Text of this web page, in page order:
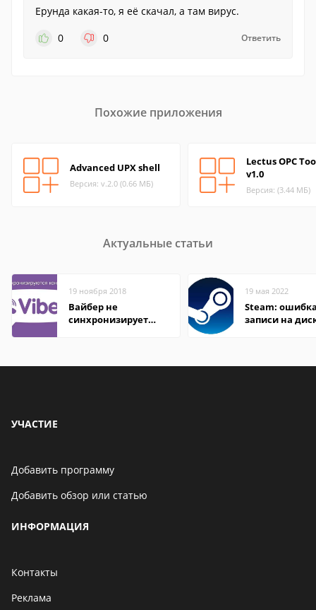
Ерунда какая-то, я её скачал, а там вирус.
0
0 Ответить
Похожие приложения
Advanced UPX shell
Версия: v.2.0 (0.66 МБ)
Lectus OPC
v1.0
Версия: (3.44 МБ)
Актуальные статьи
19 ноября 2018
Вайбер не
синхронизирует
19 мая 2022
Steam:
записи на
УЧАСТИЕ
Добавить программу
Добавить обзор или статью
ИНФОРМАЦИЯ
Контакты
Реклама